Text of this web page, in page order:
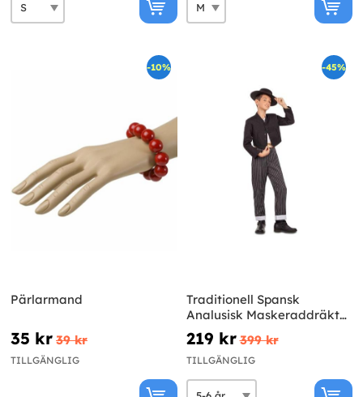
-10%
Pärlarmand
35 kr 39 kr
TILLGÄNGLIG
-45%
Traditionell Spansk
Analusisk Maskeraddräkt
för pojke
219 kr 399 kr
TILLGÄNGLIG